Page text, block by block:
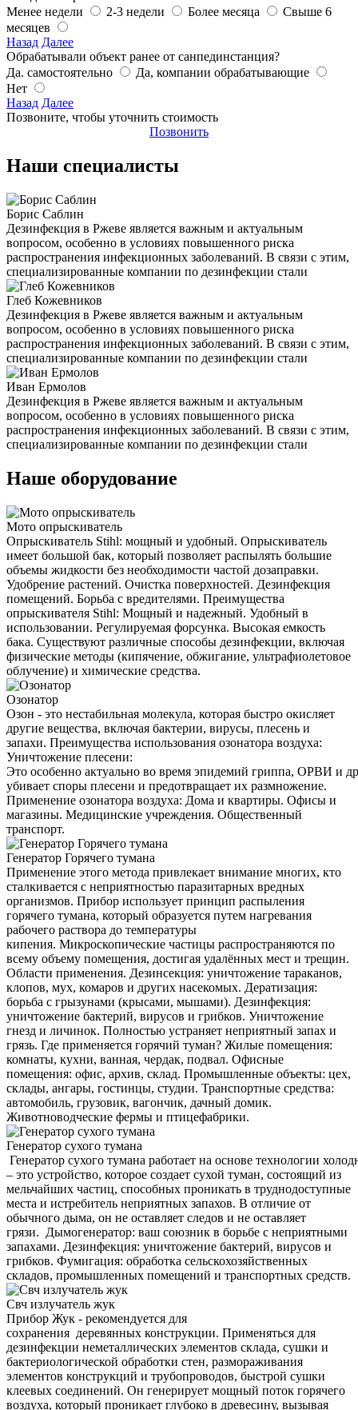
Менее недели
2-3 недели Более месяца
Свыше 6
месяцев
Назад Далее
Обрабатывали объект ранее от санпединстанция?
Да. самостоятельно
Да, компании обрабатывающие
Нет
Назад Далее
Позвоните, чтобы уточнить стоимость
Позвонить
Наши специалисты
Борис Саблин
Дезинфекция в Ржеве является важным и актуальным
вопросом, особенно в условиях повышенного риска
распространения инфекционных заболеваний. В связи с этим,
специализированные компании по дезинфекции стали
Глеб Кожевников
Дезинфекция в Ржеве является важным и актуальным
вопросом, особенно в условиях повышенного риска
распространения инфекционных заболеваний. В связи с этим,
специализированные компании по дезинфекции стали
Иван Ермолов
Дезинфекция в Ржеве является важным и актуальным
вопросом, особенно в условиях повышенного риска
распространения инфекционных заболеваний. В связи с этим,
специализированные компании по дезинфекции стали
Наше оборудование
Мото опрыскиватель
Опрыскиватель Stihl: мощный и удобный. Опрыскиватель
имеет большой бак, который позволяет распылять большие
объемы жидкости без необходимости частой дозаправки.
Удобрение растений. Очистка поверхностей. Дезинфекция
помещений. Борьба с вредителями. Преимущества
опрыскивателя Stihl: Мощный и надежный. Удобный в
использовании. Регулируемая форсунка. Высокая емкость
бака. Существуют различные способы дезинфекции, включая
физические методы (кипячение, обжигание, ультрафиолетовое
облучение) и химические средства.
Озонатор
Озон - это нестабильная молекула, которая быстро окисляет
другие вещества, включая бактерии, вирусы, плесень и
запахи. Преимущества использования озонатора воздуха:
Уничтожение плесени:
Это особенно актуально во время эпидемий гриппа, ОРВИ и
убивает споры плесени и предотвращает их размножение.
Применение озонатора воздуха: Дома и квартиры. Офисы и
магазины. Медицинские учреждения. Общественный
транспорт.
Генератор Горячего тумана
Применение этого метода привлекает внимание многих, кто
сталкивается с неприятностью паразитарных вредных
организмов. Прибор использует принцип распыления
горячего тумана, который образуется путем нагревания
рабочего раствора до температуры
кипения. Микроскопические частицы распространяются по
всему объему помещения, достигая удалённых мест и трещин.
Области применения. Дезинсекция: уничтожение тараканов,
клопов, мух, комаров и других насекомых. Дератизация:
борьба с грызунами (крысами, мышами). Дезинфекция:
уничтожение бактерий, вирусов и грибков. Уничтожение
гнезд и личинок. Полностью устраняет неприятный запах и
грязь. Где применяется горячий туман? Жилые помещения:
комнаты, кухни, ванная, чердак, подвал. Офисные
помещения: офис, архив, склад. Промышленные объекты: цех,
склады, ангары, гостинцы, студии. Транспортные средства:
автомобиль, грузовик, вагончик, дачный домик.
Животноводческие фермы и птицефабрики.
Генератор сухого тумана
Генератор сухого тумана работает на основе технологии
– это устройство, которое создает сухой туман, состоящий из
мельчайших частиц, способных проникать в труднодоступные
места и истребитель неприятных запахов. В отличие от
обычного дыма, он не оставляет следов и не оставляет
грязи. Дымогенератор: ваш союзник в борьбе с неприятными
запахами. Дезинфекция: уничтожение бактерий, вирусов и
грибков. Фумигация: обработка сельскохозяйственных
складов, промышленных помещений и транспортных средств.
Свч излучатель жук
Прибор Жук - рекомендуется для
сохранения деревянных конструкции. Применяться для
дезинфекции неметаллических элементов склада, сушки и
бактериологической обработки стен, размораживания
элементов конструкций и трубопроводов, быстрой сушки
клеевых соединений. Он генерирует мощный поток горячего
воздуха, который проникает глубоко в древесину, вызывая